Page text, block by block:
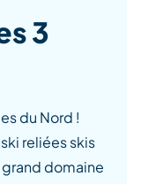
3
du Nord !
reliées skis
grand domaine